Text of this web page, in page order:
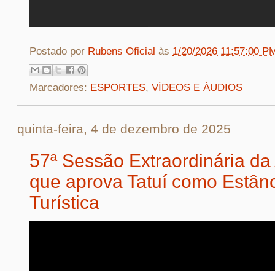
Postado por Rubens Oficial às 1/20/2026 11:57:00
Marcadores: ESPORTES, VÍDEOS E ÁUDIOS
quinta-feira, 4 de dezembro de 2025
57ª Sessão Extraordinária da
que aprova Tatuí como
Turística